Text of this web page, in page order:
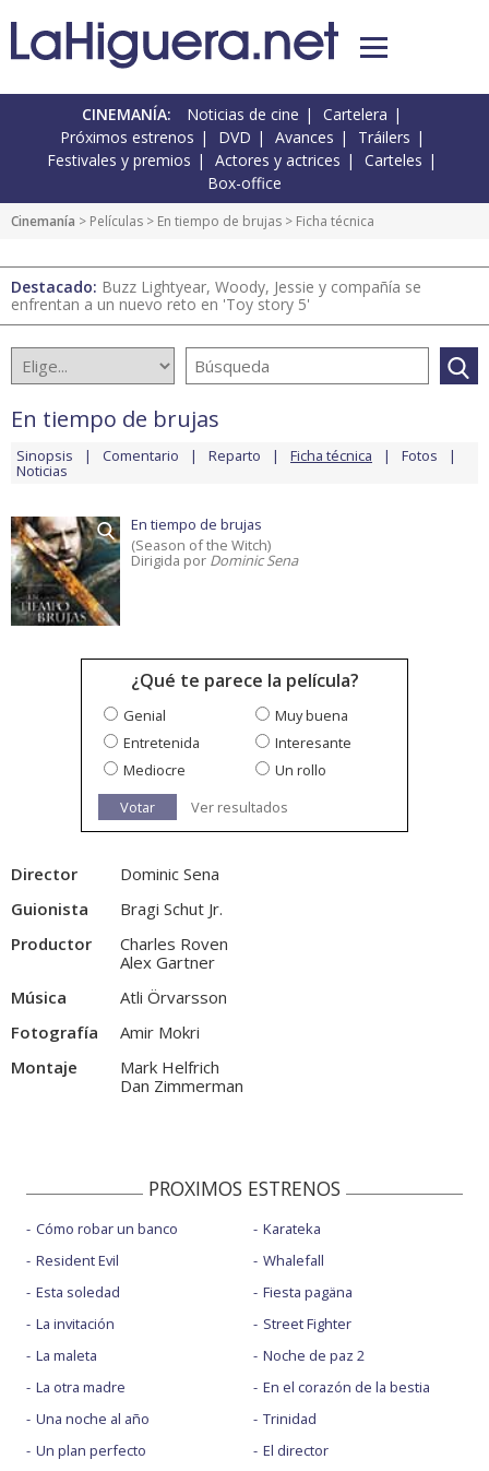
CINEMANÍA: Noticias de cine
Cartelera
Próximos estrenos
DVD Avances
Tráilers
Festivales y premios
Actores y actrices
Carteles
Box-office
Cinemanía > Películas > En tiempo de brujas > Ficha técnica
Destacado: Buzz Lightyear, Woody, Jessie y compañía se
enfrentan a un nuevo reto en 'Toy story 5'
En tiempo de brujas
Sinopsis Comentario Reparto Ficha técnica Fotos
Noticias
En tiempo de brujas
(Season of the Witch)
Dirigida por Dominic Sena
¿Qué te parece la película?
Genial
Muy buena
Entretenida
Interesante
Mediocre
Un rollo
Votar
Ver resultados
Director
Dominic Sena
Guionista
Bragi Schut Jr.
Productor
Charles Roven
Alex Gartner
Música
Atli Örvarsson
Fotografía
Amir Mokri
Montaje
Mark Helfrich
Dan Zimmerman
PROXIMOS ESTRENOS
Cómo robar un banco
Resident Evil
Esta soledad
La invitación
La maleta
La otra madre
Una noche al año
Un plan perfecto
Karateka
Whalefall
Fiesta pagäna
Street Fighter
Noche de paz 2
En el corazón de la bestia
Trinidad
El director